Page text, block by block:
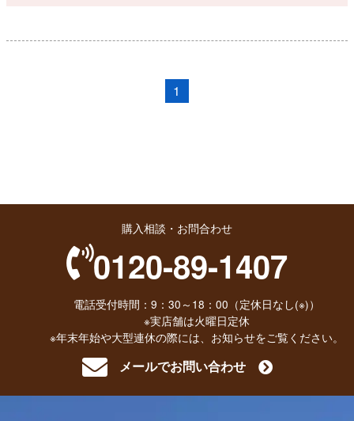
1
購入相談・お問合わせ
0120-89-1407
電話受付時間：9：30～18：00（定休日なし(※)）
※実店舗は火曜日定休
※年末年始や大型連休の際には、お知らせをご覧ください。
メールでお問い合わせ